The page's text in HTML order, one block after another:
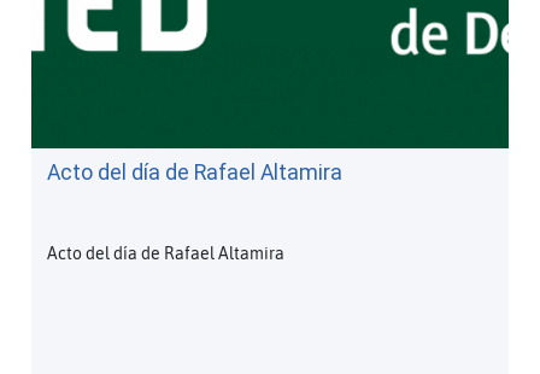
Acto del día de Rafael Altamira
Acto del día de Rafael Altamira